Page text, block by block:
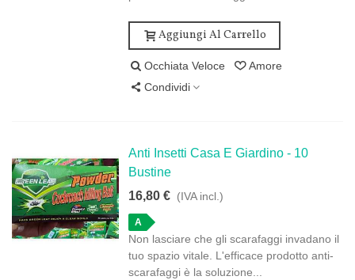
Aggiungi Al Carrello
Occhiata Veloce
Amore
Condividi
Anti Insetti Casa E Giardino - 10
Bustine
16,80 € (IVA incl.)
A
Non lasciare che gli scarafaggi invadano il
tuo spazio vitale. L'efficace prodotto anti-
scarafaggi è la soluzione...